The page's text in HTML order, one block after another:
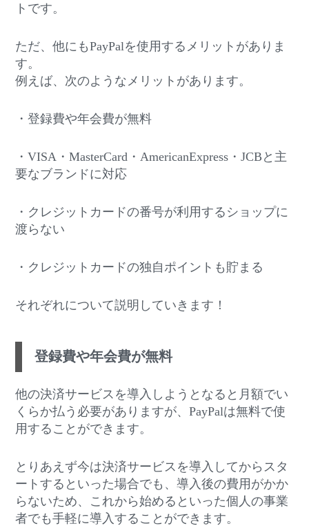
トです。
ただ、他にもPayPalを使用するメリットがありま
す。
例えば、次のようなメリットがあります。
・登録費や年会費が無料
・VISA・MasterCard・AmericanExpress・JCBと主
要なブランドに対応
・クレジットカードの番号が利用するショップに
渡らない
・クレジットカードの独自ポイントも貯まる
それぞれについて説明していきます！
登録費や年会費が無料
他の決済サービスを導入しようとなると月額でい
くらか払う必要がありますが、PayPalは無料で使
用することができます。
とりあえず今は決済サービスを導入してからスタ
ートするといった場合でも、導入後の費用がかか
らないため、これから始めるといった個人の事業
者でも手軽に導入することができます。